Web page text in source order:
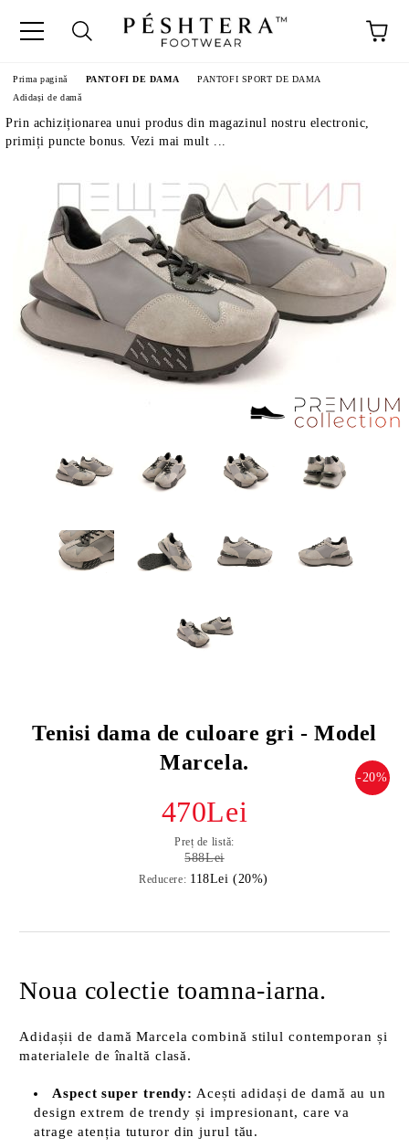
Prima pagină PANTOFI DE DAMA
PANTOFI SPORT DE DAMA
Adidași de damă
Prin achiziționarea unui produs din magazinul nostru electronic,
primiți puncte bonus. Vezi mai mult ...
Tenisi dama de culoare gri - Model
Marcela.
-20%
470Lei
Preț de listă:
588Lei
Reducere: 118Lei (20%)
Noua colectie toamna-iarna.
Adidașii de damă Marcela combină stilul contemporan și
materialele de înaltă clasă.
Aspect super trendy: Acești adidași de damă au un
design extrem de trendy și impresionant, care va
atrage atenția tuturor din jurul tău.